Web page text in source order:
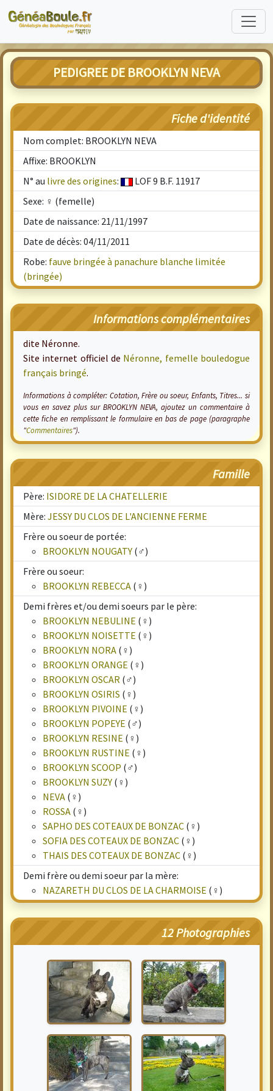
PEDIGREE DE BROOKLYN NEVA
Fiche d'identité
Nom complet: BROOKLYN NEVA
Affixe: BROOKLYN
N° au livre des origines:
LOF 9 B.F. 11917
Sexe: ♀ (femelle)
Date de naissance: 21/11/1997
Date de décès: 04/11/2011
Robe: fauve bringée à panachure blanche limitée
(bringée)
Informations complémentaires
dite Néronne.
Site internet officiel de Néronne, femelle bouledogue
français bringé.
Informations à compléter: Cotation, Frère ou soeur, Enfants, Titres... si
vous en savez plus sur BROOKLYN NEVA, ajoutez un commentaire à
cette fiche en remplissant le formulaire en bas de page (paragraphe
"Commentaires").
Famille
Père: ISIDORE DE LA CHATELLERIE
Mère: JESSY DU CLOS DE L'ANCIENNE FERME
Frère ou soeur de portée:
BROOKLYN NOUGATY (♂)
Frère ou soeur:
BROOKLYN REBECCA (♀)
Demi frères et/ou demi soeurs par le père:
BROOKLYN NEBULINE (♀)
BROOKLYN NOISETTE (♀)
BROOKLYN NORA (♀)
BROOKLYN ORANGE (♀)
BROOKLYN OSCAR (♂)
BROOKLYN OSIRIS (♀)
BROOKLYN PIVOINE (♀)
BROOKLYN POPEYE (♂)
BROOKLYN RESINE (♀)
BROOKLYN RUSTINE (♀)
BROOKLYN SCOOP (♂)
BROOKLYN SUZY (♀)
NEVA (♀)
ROSSA (♀)
SAPHO DES COTEAUX DE BONZAC (♀)
SOFIA DES COTEAUX DE BONZAC (♀)
THAIS DES COTEAUX DE BONZAC (♀)
Demi frère ou demi soeur par la mère:
NAZARETH DU CLOS DE LA CHARMOISE (♀)
12 Photographies